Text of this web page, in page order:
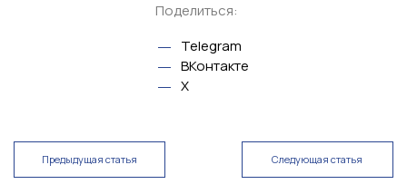
Поделиться:
Telegram
ВКонтакте
X
Предыдущая статья Следующая статья